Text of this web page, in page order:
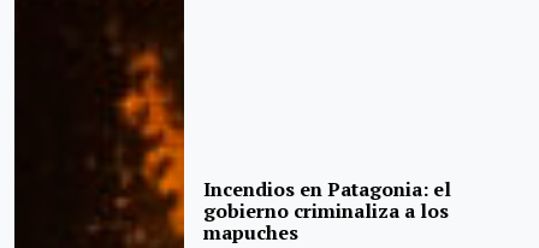
Incendios en Patagonia: el
gobierno criminaliza a los
mapuches